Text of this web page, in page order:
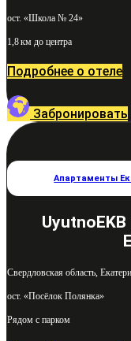
ост. «Школа № 24»
1,8 км до центра
Подробнее о отеле
Забронировать
Апартаменты
Свердловская область,
ост. «Посёлок Полянка»
Рядом с парком